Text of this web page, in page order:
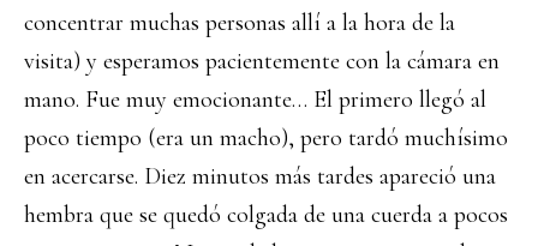
concentrar muchas personas allí a la hora de la
visita) y esperamos pacientemente con la cámara en
mano. Fue muy emocionante… El primero llegó al
poco tiempo (era un macho), pero tardó muchísimo
en acercarse. Diez minutos más tardes apareció una
hembra que se quedó colgada de una cuerda a pocos